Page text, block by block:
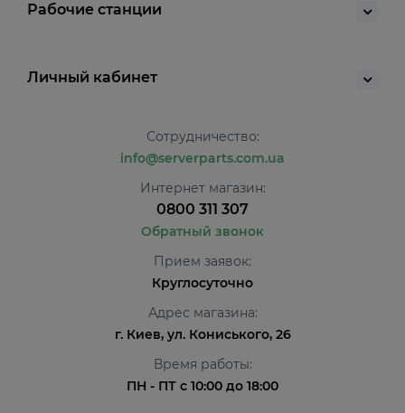
Рабочие станции
Личный кабинет
Сотрудничество:
info@serverparts.com.ua
Интернет магазин:
0800 311 307
Обратный звонок
Прием заявок:
Круглосуточно
Адрес магазина:
г. Киев, ул. Кониського, 26
Время работы:
ПН - ПТ с 10:00 до 18:00